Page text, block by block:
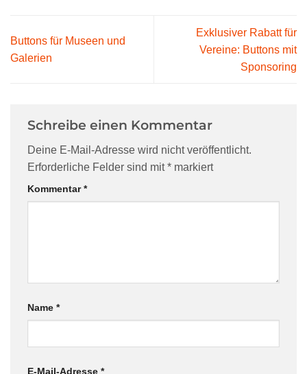
Buttons für Museen und
Galerien
Exklusiver Rabatt für
Vereine: Buttons mit
Sponsoring
Schreibe einen Kommentar
Deine E-Mail-Adresse wird nicht veröffentlicht.
Erforderliche Felder sind mit* markiert
Kommentar*
Name *
E-Mail-Adresse *